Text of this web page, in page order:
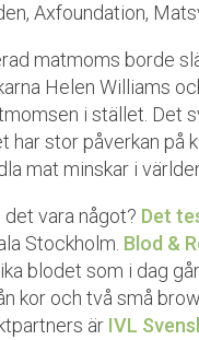
Axfoundation,
matmoms borde
Helen Williams
i stället. Det
har stor påverkan
mat minskar i
vara något? Det
Stockholm. Blod &
blodet som i dag
kor och två små
är IVL